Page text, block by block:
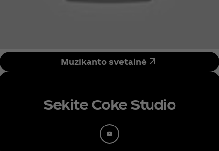
Muzikanto svetainė
Sekite Coke Studio